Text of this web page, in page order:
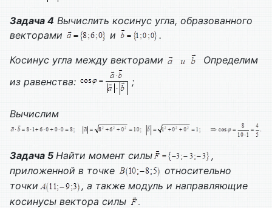
Задача 4 Вычислить косинус угла, образованного
векторами
и .
Косинус угла между векторами
Определим
из равенства:
;
Вычислим
Задача 5 Найти момент силы
,
приложенной в точке
относительно
точки
, а также модуль и направляющие
косинусы вектора силы